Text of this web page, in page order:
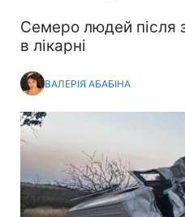
Cемеро людей після
в лікарні
ВАЛЕРІЯ АБАБІНА